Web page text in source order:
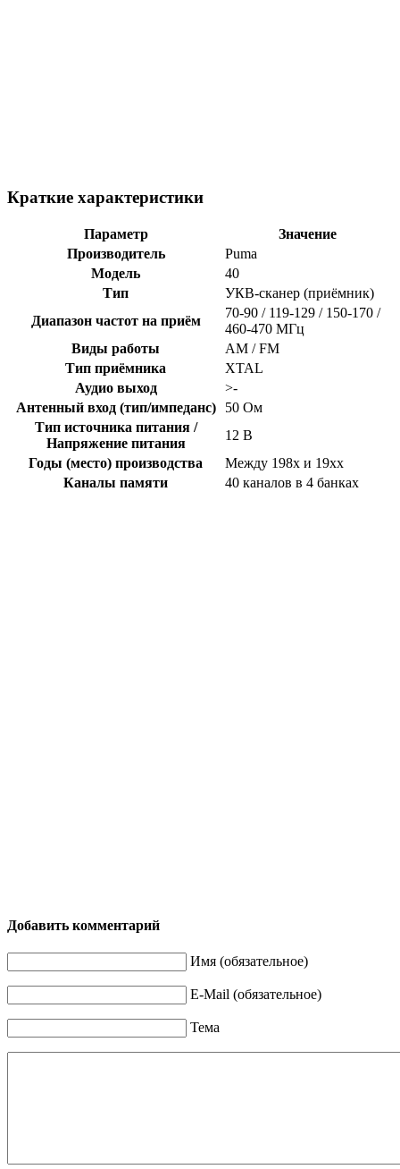
Краткие характеристики
Параметр
Значение
Производитель
Puma
Модель
40
Тип
УКВ-сканер (приёмник)
Диапазон частот на приём
70-90 / 119-129 / 150-170 /
460-470 МГц
Виды работы
AM / FM
Тип приёмника
XTAL
Аудио выход
>-
Антенный вход (тип/импеданс)
50 Ом
Тип источника питания /
Напряжение питания
12 В
Годы (место) производства
Между 198x и 19xx
Каналы памяти
40 каналов в 4 банках
Добавить комментарий
Имя (обязательное)
E-Mail (обязательное)
Тема